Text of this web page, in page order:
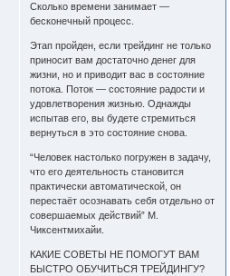
Сколько времени занимает —
бесконечный процесс.
Этап пройден, если трейдинг не только
приносит вам достаточно денег для
жизни, но и приводит вас в состояние
потока. Поток — состояние радости и
удовлетворения жизнью. Однажды
испытав его, вы будете стремиться
вернуться в это состояние снова.
“Человек настолько погружен в задачу,
что его деятельность становится
практически автоматической, он
перестаёт осознавать себя отдельно от
совершаемых действий” М.
Чиксентмихайи.
КАКИЕ СОВЕТЫ НЕ ПОМОГУТ ВАМ
БЫСТРО ОБУЧИТЬСЯ ТРЕЙДИНГУ?